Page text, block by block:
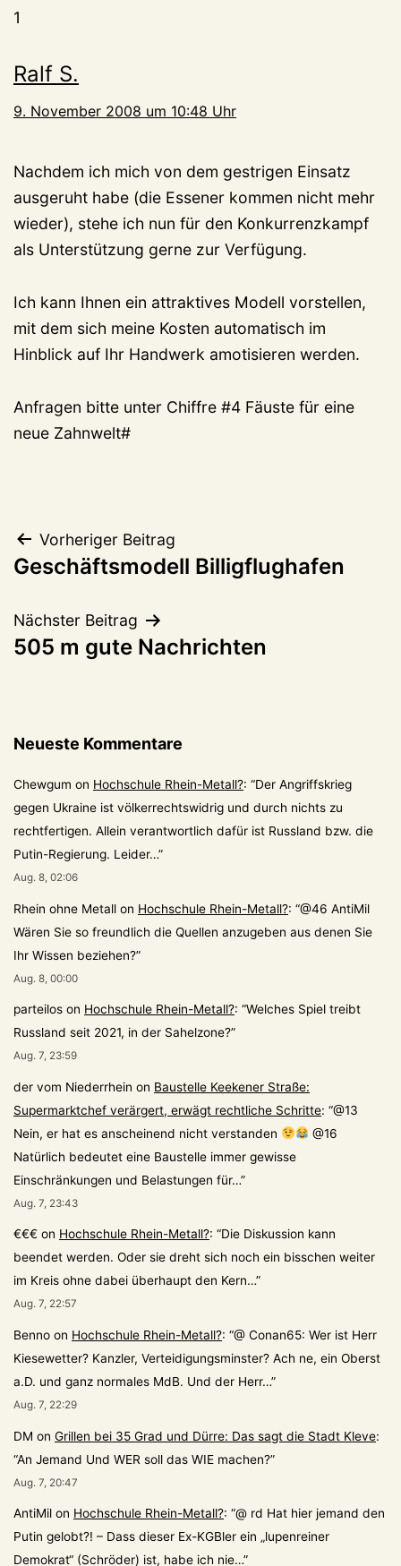
1
Ralf S.
9. November 2008 um 10:48 Uhr
Nachdem ich mich von dem gestrigen Einsatz
ausgeruht habe (die Essener kommen nicht mehr
wieder), stehe ich nun für den Konkurrenzkampf
als Unterstützung gerne zur Verfügung.
Ich kann Ihnen ein attraktives Modell vorstellen,
mit dem sich meine Kosten automatisch im
Hinblick auf Ihr Handwerk amotisieren werden.
Anfragen bitte unter Chiffre #4 Fäuste für eine
neue Zahnwelt#
Beitragsnavigation
Vorheriger Beitrag
Geschäftsmodell Billigflughafen
Nächster Beitrag
505 m gute Nachrichten
Neueste Kommentare
Chewgum on Hochschule Rhein-Metall?: “Der Angriffskrieg
gegen Ukraine ist völkerrechtswidrig und durch nichts zu
rechtfertigen. Allein verantwortlich dafür ist Russland bzw. die
Putin-Regierung. Leider…”
Aug. 8, 02:06
Rhein ohne Metall on Hochschule Rhein-Metall?: “@46 AntiMil
Wären Sie so freundlich die Quellen anzugeben aus denen Sie
Ihr Wissen beziehen?”
Aug. 8, 00:00
parteilos on Hochschule Rhein-Metall?: “Welches Spiel treibt
Russland seit 2021, in der Sahelzone?”
Aug. 7, 23:59
der vom Niederrhein on Baustelle Keekener Straße:
Supermarktchef verärgert, erwägt rechtliche Schritte: “@13
Nein, er hat es anscheinend nicht verstanden
@16
Natürlich bedeutet eine Baustelle immer gewisse
Einschränkungen und Belastungen für…”
Aug. 7, 23:43
€€€ on Hochschule Rhein-Metall?: “Die Diskussion kann
beendet werden. Oder sie dreht sich noch ein bisschen weiter
im Kreis ohne dabei überhaupt den Kern…”
Aug. 7, 22:57
Benno on Hochschule Rhein-Metall?: “@ Conan65: Wer ist Herr
Kiesewetter? Kanzler, Verteidigungsminster? Ach ne, ein Oberst
a.D. und ganz normales MdB. Und der Herr…”
Aug. 7, 22:29
DM on Grillen bei 35 Grad und Dürre: Das sagt die Stadt Kleve:
“An Jemand Und WER soll das WIE machen?”
Aug. 7, 20:47
AntiMil on Hochschule Rhein-Metall?: “@ rd Hat hier jemand den
Putin gelobt?! – Dass dieser Ex-KGBler ein „lupenreiner
Demokrat“ (Schröder) ist, habe ich nie…”